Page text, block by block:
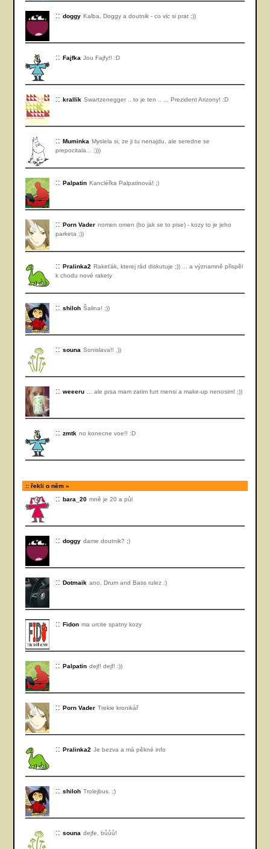
doggy Kalba, Doggy a doutnik - co vic si prat ;))
Fajfka Jou Fajfy!! :D
krallik Swartzenegger .. to je ten .. ... Prezident Arizony! :D
Muminka Myslela si, ze ji tu nenajdu, ale seredne se
prepocitala... ;)))
Palpatin Kancléřka Palpatinová! ;)
Porn Vader nomen omen (bo jak se to pise) - kozy to je jeho
parketa ;))
Pralinka2 Rakeťák, kterej rád diskutuje ;)) ... a významně přispěl
k chodu nové rakety
shiloh Šalina! ;))
souna Sonislava!! .))
weeeru ... ale prsa mam zatim furt mensi a make-up nenosim! ;))
zmtk no konecne voe!! :D
řekli o něm
bara_20 mně je 20 a půl
doggy dame doutnik? ;)
Dotmaik ano, Drum and Bass rulez :)
Fidon ma urcite spatny kozy
Palpatin dejf! dejf! :))
Porn Vader Trekie kronikář
Pralinka2 Je bezva a má pěkné info
shiloh Trolejbus. ;)
souna dejfe, bůůů!